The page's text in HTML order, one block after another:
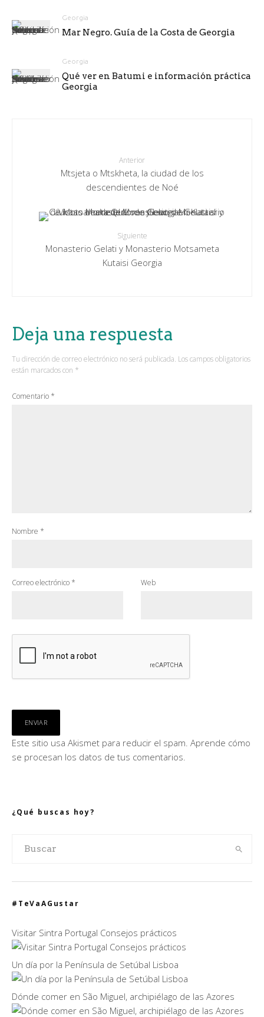
Georgia
Mar Negro. Guía de la Costa de Georgia
Georgia
Qué ver en Batumi e información práctica
Georgia
Anterior
Mtsjeta o Mtskheta, la ciudad de los
descendientes de Noé
Siguiente
Monasterio Gelati y Monasterio Motsameta
Kutaisi Georgia
Deja una respuesta
Tu dirección de correo electrónico no será publicada. Los campos obligatorios
están marcados con *
Comentario *
Nombre *
Correo electrónico * Web
Este sitio usa Akismet para reducir el spam. Aprende cómo
se procesan los datos de tus comentarios.
¿Qué buscas hoy?
#TeVaAGustar
Visitar Sintra Portugal Consejos prácticos
Un día por la Península de Setúbal Lisboa
Dónde comer en São Miguel, archipiélago de las Azores